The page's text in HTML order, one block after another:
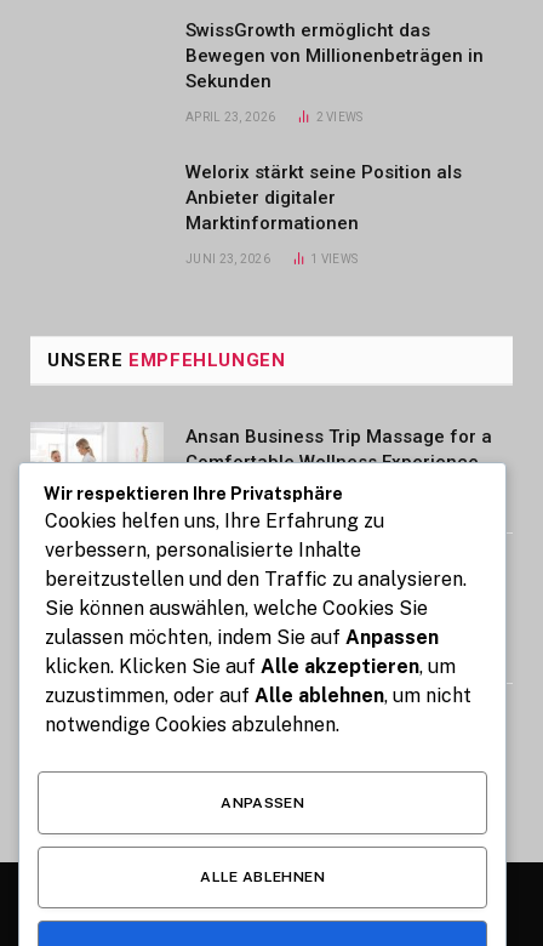
SwissGrowth ermöglicht das
Bewegen von Millionenbeträgen in
Sekunden
APRIL 23, 2026 2 VIEWS
Welorix stärkt seine Position als
Anbieter digitaler
Marktinformationen
JUNI 23, 2026 1 VIEWS
UNSERE EMPFEHLUNGEN
Ansan Business Trip Massage for a
Comfortable Wellness Experience
AUGUST 7, 2026
Kennzeichen express: So gelingt die
Kfz-Zulassung in nur 15 Minuten
online
AUGUST 7, 2026
Image Compressor: Reduce Image
© 2026 Alle Rechte vorbehalten.Münchner Lebensstil
Wir respektieren Ihre Privatsphäre
Cookies helfen uns, Ihre Erfahrung zu
verbessern, personalisierte Inhalte
bereitzustellen und den Traffic zu analysieren.
Sie können auswählen, welche Cookies Sie
zulassen möchten, indem Sie auf Anpassen
klicken. Klicken Sie auf Alle akzeptieren, um
zuzustimmen, oder auf Alle ablehnen, um nicht
notwendige Cookies abzulehnen.
ANPASSEN
ALLE ABLEHNEN